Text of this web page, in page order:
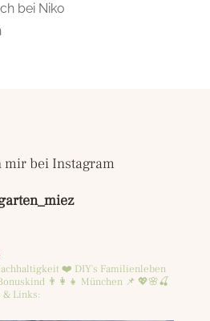
bei Niko
mir bei Instagram
❤️ DIY's Familienleben
👨‍👩‍👧 München 📌 💖🌸🍒
Links: